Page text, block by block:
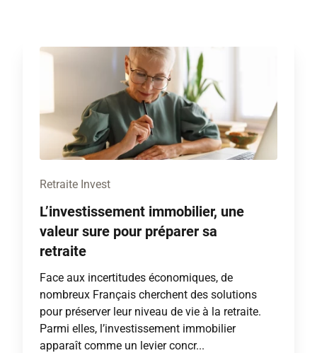
Retraite Invest
L’investissement immobilier, une
valeur sure pour préparer sa
retraite
Face aux incertitudes économiques, de
nombreux Français cherchent des solutions
pour préserver leur niveau de vie à la retraite.
Parmi elles, l’investissement immobilier
apparaît comme un levier concr...